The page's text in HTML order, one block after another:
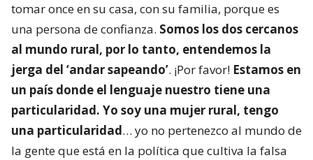
tomar once en su casa, con su familia, porque es
una persona de confianza. Somos los dos cercanos
al mundo rural, por lo tanto, entendemos la
jerga del ‘andar sapeando’. ¡Por favor! Estamos en
un país donde el lenguaje nuestro tiene una
particularidad. Yo soy una mujer rural, tengo
una particularidad… yo no pertenezco al mundo de
la gente que está en la política que cultiva la falsa